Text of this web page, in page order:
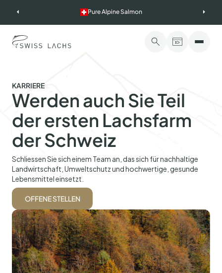
Pure Alpine Salmon
KARRIERE
Werden auch Sie Teil
der ersten Lachsfarm
der Schweiz
Schliessen Sie sich einem Team an, das sich für nachhaltige
Landwirtschaft, Umweltschutz und hochwertige, gesunde
Lebensmittel einsetzt.
OFFENE STELLEN